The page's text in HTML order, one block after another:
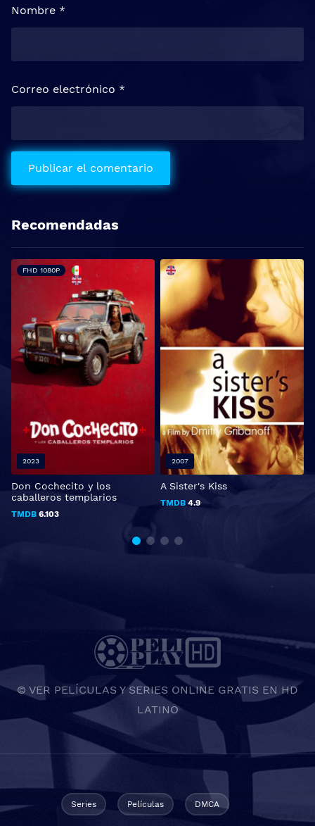
Nombre *
Correo electrónico *
Recomendadas
Don Cochecito y los
caballeros templarios
TMDB 6.103
FHD 1080P
2023
A Sister's Kiss
TMDB 4.9
2007
© VER PELÍCULAS Y SERIES ONLINE GRATIS EN HD
LATINO
Series Películas DMCA